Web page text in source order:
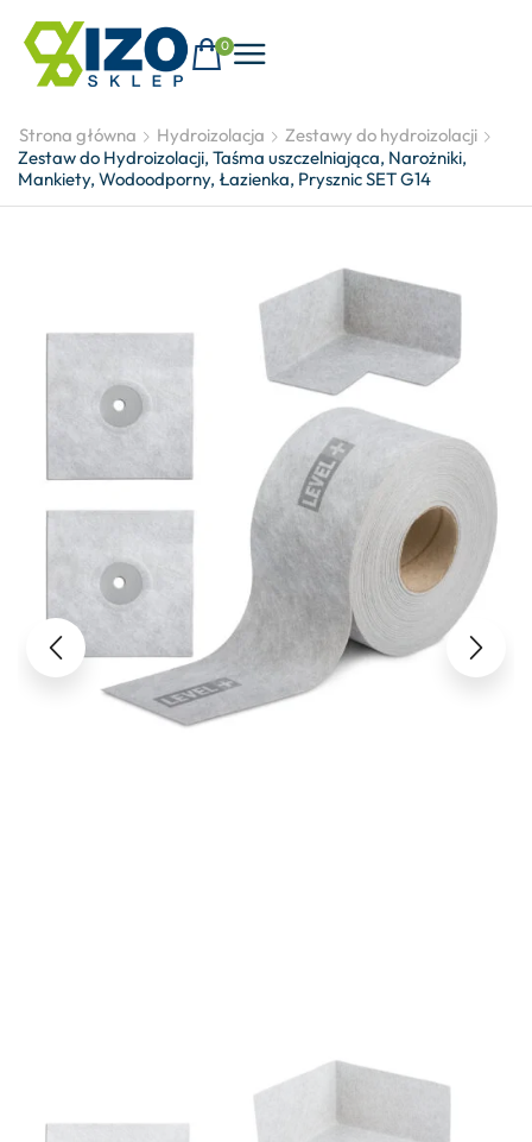
0
Strona główna Hydroizolacja
Zestawy do hydroizolacji
Zestaw do Hydroizolacji, Taśma uszczelniająca, Narożniki,
Mankiety, Wodoodporny, Łazienka, Prysznic SET G14